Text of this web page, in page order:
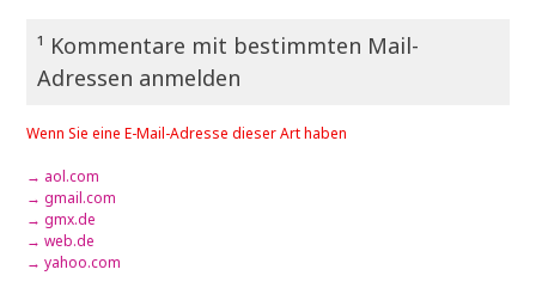
¹ Kommentare mit bestimmten Mail-
Adressen anmelden
Wenn Sie eine E-Mail-Adresse dieser Art haben
→ aol.com
→ gmail.com
→ gmx.de
→ web.de
→ yahoo.com